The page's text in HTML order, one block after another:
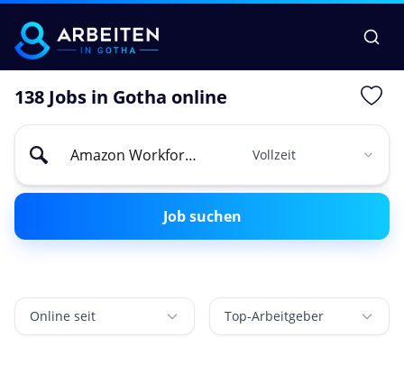
138 Jobs in Gotha online
Job suchen
Online seit Top-Arbeitgeber